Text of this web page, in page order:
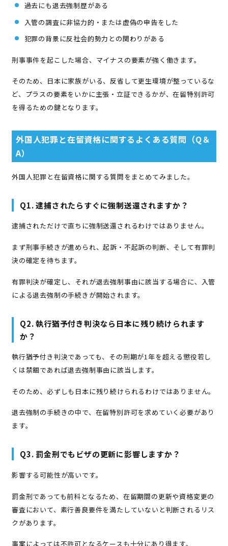
過去にも退去強制歴がある
入管の調査に非協力的・または虚偽の申告をした
犯罪の背景に反社会的勢力との関わりがある
刑事事件を起こした場合、マイナスの要素が強く働きます。
そのため、日本に家族がいる、反省して更生環境が整っているな
ど、プラスの要素をいかに主張・立証できるかが、在留特別許可
を得るための鍵となります。
外国人犯罪と在留資格に関するよくある質問（Q＆
A）
外国人犯罪と在留資格に関する質問をまとめてみました。
Q1. 逮捕されたらすぐに強制送還されますか？
逮捕されただけで直ちに強制送還されるわけではありません。
まず刑事手続きが進められ、起訴・不起訴の判断、そして有罪判
決の確定を待ちます。
有罪判決が確定し、それが退去強制事由に該当する場合に、入管
による退去強制の手続きが開始されます。
Q2. 執行猶予付き判決なら日本に残り続けられます
か？
執行猶予付き判決であっても、その刑期が1年を超える懲役若し
くは禁錮であれば退去強制事由に該当します。
そのため、必ずしも日本に残り続けられるわけではありません。
退去強制の手続きの中で、在留特別許可を求めていく必要があり
ます。
Q3. 罰金刑でもビザの更新に影響しますか？
影響する可能性が高いです。
罰金刑であっても前科となるため、在留期間の更新や資格変更の
審査において、素行善良要件を満たしていないと判断されるリス
クがあります。
事案によっては不許可となるケースも十分にあり得ます。